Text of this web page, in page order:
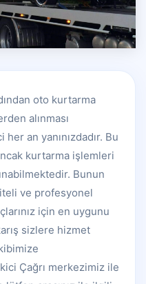
oto kurtarma
alınması
an yanınızdadır. Bu
kurtarma işlemleri
Bunun
ve profesyonel
için en uygunu
sizlere hizmet
Çağrı merkezimiz ile